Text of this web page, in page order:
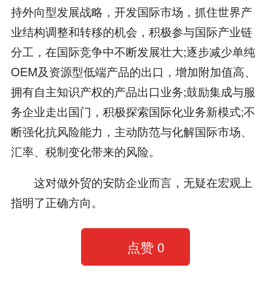
持外向型发展战略，开发国际市场，抓住世界产
业结构调整和转移的机会，积极参与国际产业链
分工，在国际竞争中不断发展壮大;逐步减少单纯
OEM及资源型低端产品的出口，增加附加值高、
拥有自主知识产权的产品出口业务;鼓励集成与服
务企业走出国门，积极探索国际化业务新模式;不
断强化抗风险能力，主动防范与化解国际市场、
汇率、税制变化带来的风险。
这对做外贸的安防企业而言，无疑在宏观上
指明了正确方向。
点赞 0